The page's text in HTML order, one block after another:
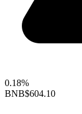
0.18%
BNB$604.10